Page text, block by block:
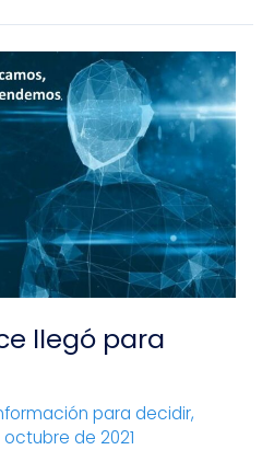
llegó para
para decidir,
octubre de 2021